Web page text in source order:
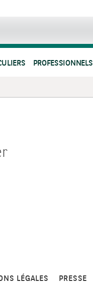
PROFESSIONNELS
LÉGALES PRESSE